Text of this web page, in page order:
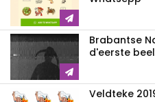
Brabantse
d'eerste
Veldteke